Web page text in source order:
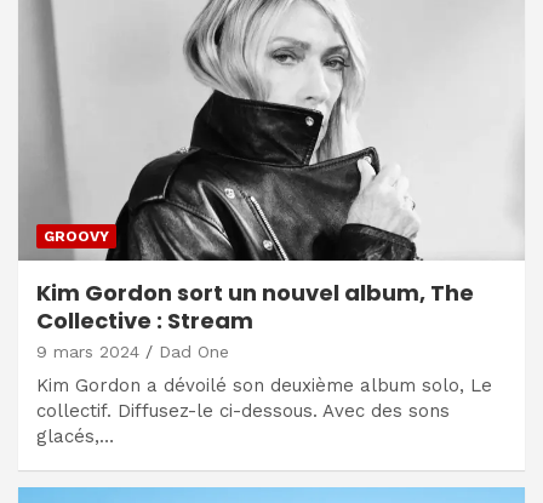
GROOVY
Kim Gordon sort un nouvel album, The
Collective : Stream
9 mars 2024 Dad One
Kim Gordon a dévoilé son deuxième album solo, Le
collectif. Diffusez-le ci-dessous. Avec des sons
glacés,…